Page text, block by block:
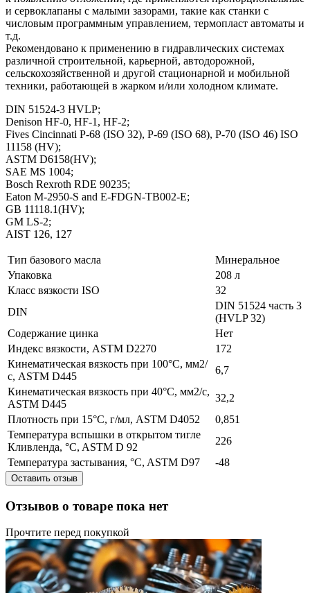
и сервоклапаны с малыми зазорами, такие как станки с
числовым программным управлением, термопласт автоматы и
т.д.
Рекомендовано к применению в гидравлических системах
различной строительной, карьерной, автодорожной,
сельскохозяйственной и другой стационарной и мобильной
техники, работающей в жарком и/или холодном климате.
DIN 51524-3 HVLP;
Denison HF-0, HF-1, HF-2;
Fives Cincinnati P-68 (ISO 32), P-69 (ISO 68), P-70 (ISO 46) ISO
11158 (HV);
ASTM D6158(HV);
SAE MS 1004;
Bosch Rexroth RDE 90235;
Eaton M-2950-S and E-FDGN-TB002-E;
GB 11118.1(HV);
GM LS-2;
AIST 126, 127
Тип базового масла
Минеральное
Упаковка
208 л
Класс вязкости ISO
32
DIN
DIN 51524 часть 3
(HVLP 32)
Содержание цинка
Нет
Индекс вязкости, ASTM D2270
172
Кинематическая вязкость при 100°C, мм2/
с, ASTM D445
6,7
Кинематическая вязкость при 40°C, мм2/с,
ASTM D445
32,2
Плотность при 15°C, г/мл, ASTM D4052
0,851
Температура вспышки в открытом тигле
Кливленда, °C, ASTM D 92
226
Температура застывания, °C, ASTM D97
-48
Оставить отзыв
Отзывов о товаре пока нет
Прочтите перед покупкой